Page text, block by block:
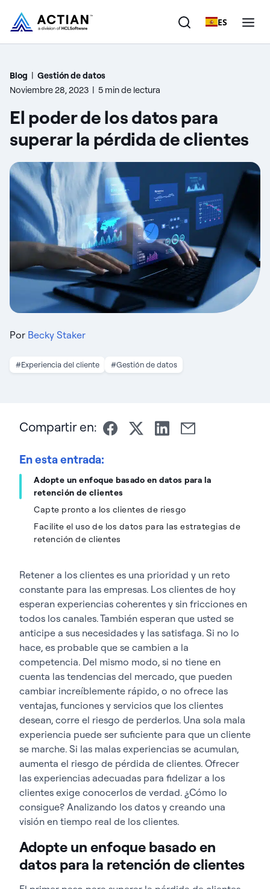
ES
Productos
Empresa
Recursos
Blog | Gestión de datos
Noviembre 28, 2023 | 5 min de lectura
El poder de los datos para
superar la pérdida de clientes
Por Becky Staker
#Experiencia del cliente #Gestión de datos
Compartir en:
En esta entrada:
Adopte un enfoque basado en datos para la
retención de clientes
Capte pronto a los clientes de riesgo
Facilite el uso de los datos para las estrategias de
retención de clientes
Retener a los clientes es una prioridad y un reto
constante para las empresas. Los clientes de hoy
esperan experiencias coherentes y sin fricciones en
todos los canales. También esperan que usted se
anticipe a sus necesidades y las satisfaga. Si no lo
hace, es probable que se cambien a la
competencia. Del mismo modo, si no tiene en
cuenta las tendencias del mercado, que pueden
cambiar increíblemente rápido, o no ofrece las
ventajas, funciones y servicios que los clientes
desean, corre el riesgo de perderlos. Una sola mala
experiencia puede ser suficiente para que un cliente
se marche. Si las malas experiencias se acumulan,
aumenta el riesgo de pérdida de clientes. Ofrecer
las experiencias adecuadas para fidelizar a los
clientes exige conocerlos de verdad. ¿Cómo lo
consigue? Analizando los datos y creando una
visión en tiempo real de los clientes.
Adopte un enfoque basado en
datos para la retención de clientes